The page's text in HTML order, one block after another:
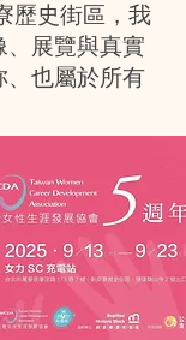
歷史街區，我
、展覽與真實
、也屬於所有